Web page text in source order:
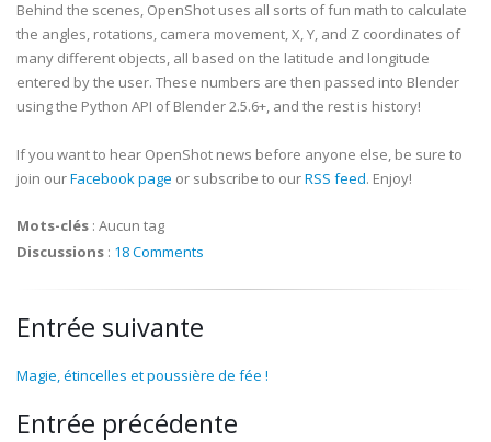
Behind the scenes, OpenShot uses all sorts of fun math to calculate
the angles, rotations, camera movement, X, Y, and Z coordinates of
many different objects, all based on the latitude and longitude
entered by the user. These numbers are then passed into Blender
using the Python API of Blender 2.5.6+, and the rest is history!
If you want to hear OpenShot news before anyone else, be sure to
join ourFacebook page or subscribe to ourRSS feed. Enjoy!
Mots-clés : Aucun tag
Discussions : 18 Comments
Entrée suivante
Magie, étincelles et poussière de fée !
Entrée précédente